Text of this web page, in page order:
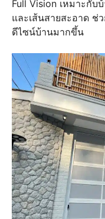
Full Vision เหมาะกับ
และเส้นสายสะอาด ช่
ดีไซน์บ้านมากขึ้น